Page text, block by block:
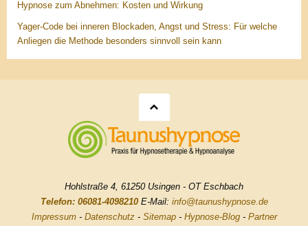
Hypnose zum Abnehmen: Kosten und Wirkung
Yager-Code bei inneren Blockaden, Angst und Stress: Für welche
Anliegen die Methode besonders sinnvoll sein kann
Hohlstraße 4, 61250 Usingen - OT Eschbach
Telefon: 06081-4098210E-Mail: info@taunushypnose.de
Impressum- Datenschutz- Sitemap- Hypnose-Blog- Partner